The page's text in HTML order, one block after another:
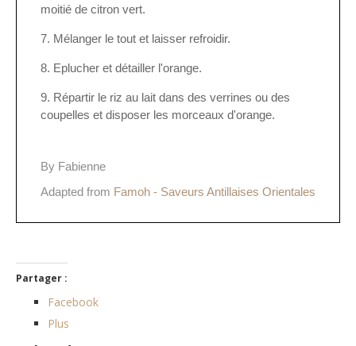
moitié de citron vert.
Mélanger le tout et laisser refroidir.
Eplucher et détailler l'orange.
Répartir le riz au lait dans des verrines ou des
coupelles et disposer les morceaux d'orange.
By Fabienne
Adapted from Famoh - Saveurs Antillaises Orientales
Partager :
Facebook
Plus